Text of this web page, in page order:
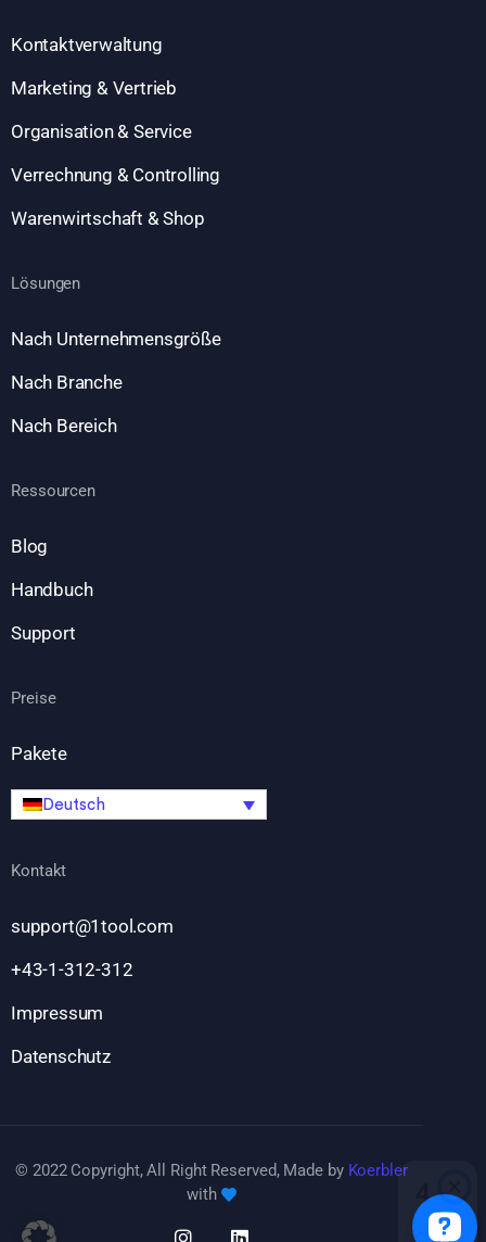
Kontaktverwaltung
Marketing & Vertrieb
Organisation & Service
Verrechnung & Controlling
Warenwirtschaft & Shop
Lösungen
Nach Unternehmensgröße
Nach Branche
Nach Bereich
Ressourcen
Blog
Handbuch
Support
Preise
Pakete
Deutsch
Kontakt
support@1tool.com
+43-1-312-312
Impressum
Datenschutz
© 2022 Copyright, All Right Reserved, Made by Koerbler
with